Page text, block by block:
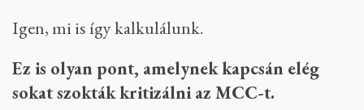
Igen, mi is így kalkulálunk.
Ez is olyan pont, amelynek kapcsán elég
sokat szokták kritizálni az MCC-t.